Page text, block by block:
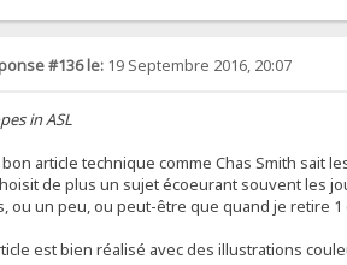
#136 le:19 Septembre 2016, 20:07
in ASL
article technique comme Chas Smith sait
de plus un sujet écoeurant souvent les
ou un peu, ou peut-être que quand je retire
est bien réalisé avec des illustrations